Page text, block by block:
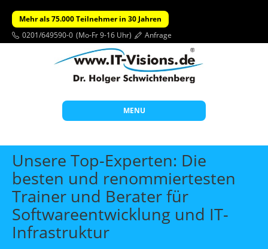
Mehr als 75.000 Teilnehmer in 30 Jahren
0201/649590-0 (Mo-Fr 9-16 Uhr) Anfrage
MENU
Start
Themen
Beratung
Individuelle Schulungen
Offene Seminare
Unsere Top-Experten: Die
besten und renommiertesten
Trainer und Berater für
Softwareentwicklung und IT-
Infrastruktur